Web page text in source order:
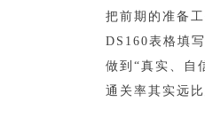
把前期的准备工
DS160表格填
做到“真实、自
通关率其实远